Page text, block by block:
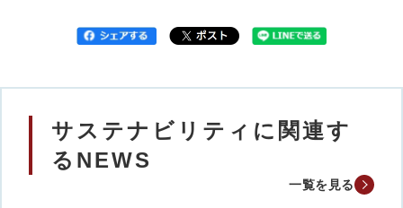
サステナビリティに関連す
るNEWS
一覧を見る